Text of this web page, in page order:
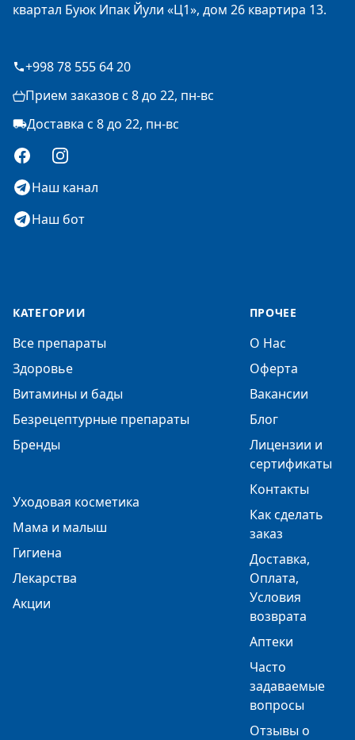
квартал Буюк Ипак Йули «Ц1», дом 26 квартира 13.
+998 78 555 64 20
Прием заказов с 8 до 22, пн-вс
Доставка с 8 до 22, пн-вс
FacebookInstagram
Наш канал
Наш бот
КАТЕГОРИИ
Все препараты
Здоровье
Витамины и бады
Безрецептурные препараты
Бренды
Уходовая косметика
Мама и малыш
Гигиена
Лекарства
Акции
ПРОЧЕЕ
О Нас
Оферта
Вакансии
Блог
Лицензии и
сертификаты
Контакты
Как сделать
заказ
Доставка,
Оплата,
Условия
возврата
Аптеки
Часто
задаваемые
вопросы
Отзывы о